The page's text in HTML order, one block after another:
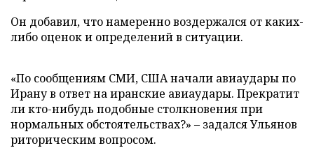
Он добавил, что намеренно воздержался от каких-
либо оценок и определений в ситуации.
«По сообщениям СМИ, США начали авиаудары по
Ирану в ответ на иранские авиаудары. Прекратит
ли кто-нибудь подобные столкновения при
нормальных обстоятельствах?» – задался Ульянов
риторическим вопросом.